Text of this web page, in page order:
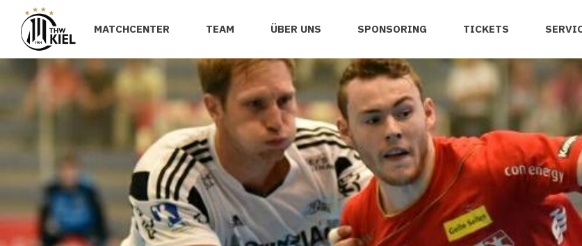
MATCHCENTER TEAM ÜBER UNS SPONSORING TICKETS